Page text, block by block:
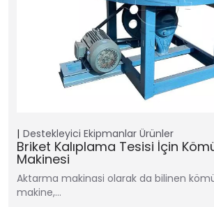
Destekleyici Ekipmanlar Ürünler
Briket Kalıplama Tesisi İçin
Makinesi
Aktarma makinasi olarak da bilinen
makine,…